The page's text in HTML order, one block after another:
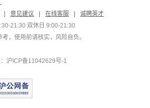
意见建议 在线客服
诚聘英才
21:30 双休日 9:00-21:30
，使用前请核实，风险自负。
沪ICP备11042629号-1